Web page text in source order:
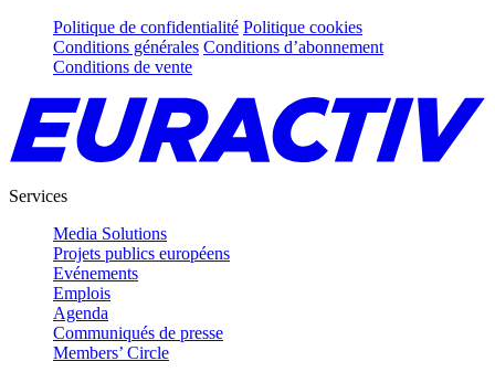
Politique de confidentialité Politique cookies
Conditions générales Conditions d’abonnement
Conditions de vente
Services
Media Solutions
Projets publics européens
Evénements
Emplois
Agenda
Communiqués de presse
Members’ Circle